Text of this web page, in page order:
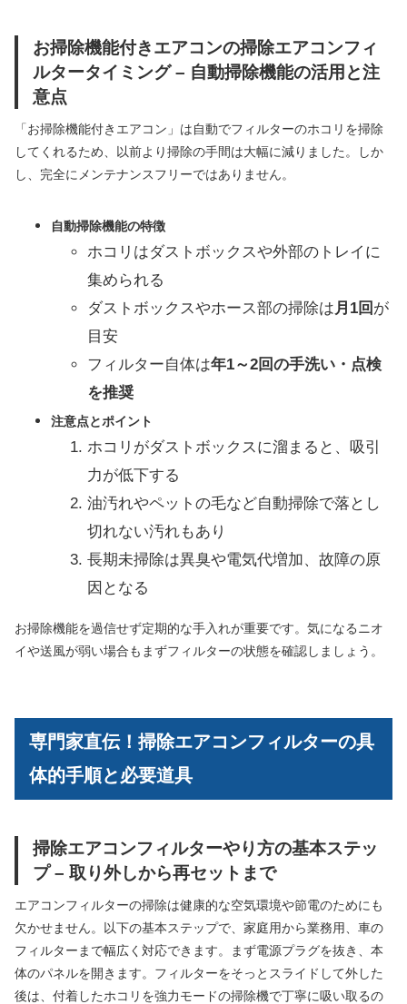
お掃除機能付きエアコンの掃除エアコンフィ
ルタータイミング – 自動掃除機能の活用と注
意点
「お掃除機能付きエアコン」は自動でフィルターのホコリを掃除
してくれるため、以前より掃除の手間は大幅に減りました。しか
し、完全にメンテナンスフリーではありません。
自動掃除機能の特徴
ホコリはダストボックスや外部のトレイに
集められる
ダストボックスやホース部の掃除は 月1回 が
目安
フィルター自体は年1～2回の手洗い・点検
を推奨
注意点とポイント
ホコリがダストボックスに溜まると、吸引
力が低下する
油汚れやペットの毛など自動掃除で落とし
切れない汚れもあり
長期未掃除は異臭や電気代増加、故障の原
因となる
お掃除機能を過信せず定期的な手入れが重要です。気になるニオ
イや送風が弱い場合もまずフィルターの状態を確認しましょう。
専門家直伝！掃除エアコンフィルターの具
体的手順と必要道具
掃除エアコンフィルターやり方の基本ステッ
プ – 取り外しから再セットまで
エアコンフィルターの掃除は健康的な空気環境や節電のためにも
欠かせません。以下の基本ステップで、家庭用から業務用、車の
フィルターまで幅広く対応できます。まず電源プラグを抜き、本
体のパネルを開きます。フィルターをそっとスライドして外した
後は、付着したホコリを強力モードの掃除機で丁寧に吸い取るの